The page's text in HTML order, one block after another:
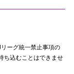
ーグ統一禁止事項の
ち込むことはできませ